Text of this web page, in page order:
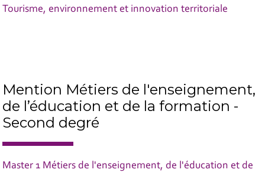
Tourisme, environnement et innovation territoriale
Mention Métiers de l'enseignement,
de l’éducation et de la formation -
Second degré
Master 1 Métiers de l'enseignement, de l'éducation et de